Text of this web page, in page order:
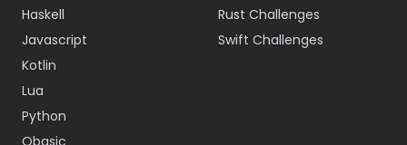
Haskell
Javascript
Kotlin
Lua
Python
Qbasic
Rust Challenges
Swift Challenges